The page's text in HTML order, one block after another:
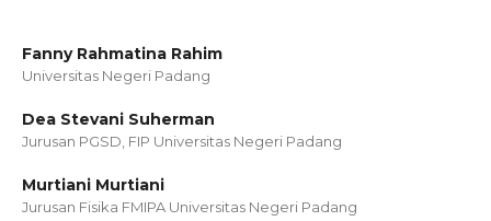
Fanny Rahmatina Rahim
Universitas Negeri Padang
Dea Stevani Suherman
Jurusan PGSD, FIP Universitas Negeri Padang
Murtiani Murtiani
Jurusan Fisika FMIPA Universitas Negeri Padang